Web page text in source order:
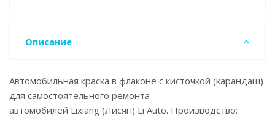
Описание
Автомобильная краска в флаконе с кисточкой (карандаш)
для самостоятельного ремонта
автомобилей Lixiang (Лисян) Li Auto. Производство: